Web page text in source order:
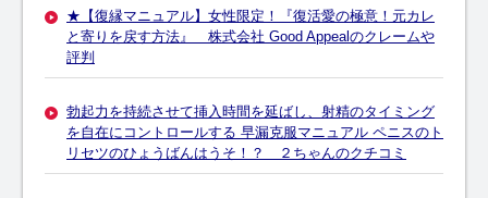
★【復縁マニュアル】女性限定！『復活愛の極意！元カレ
と寄りを戻す方法』 株式会社 Good Appealのクレームや
評判
勃起力を持続させて挿入時間を延ばし、射精のタイミング
を自在にコントロールする 早漏克服マニュアル ペニスのト
リセツのひょうばんはうそ！？ ２ちゃんのクチコミ